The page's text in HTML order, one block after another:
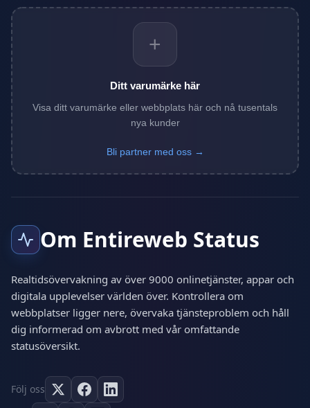
+
Ditt varumärke här
Visa ditt varumärke eller webbplats här och nå tusentals
nya kunder
Bli partner med oss →
Om Entireweb Status
Realtidsövervakning av över 9000 onlinetjänster, appar och
digitala upplevelser världen över. Kontrollera om
webbplatser ligger nere, övervaka tjänsteproblem och håll
dig informerad om avbrott med vår omfattande
statusöversikt.
Följ oss